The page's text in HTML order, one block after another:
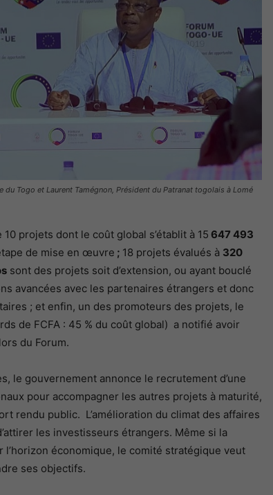
Togo et Laurent Tamégnon, Président du Patranat togolais à Lomé
projets dont le coût global s’établit à 15 647 493
de mise en œuvre ; 18 projets évalués à 320
sont des projets soit d’extension, ou ayant bouclé
avancées avec les partenaires étrangers et donc
; et enfin, un des promoteurs des projets, le
de FCFA : 45 % du coût global) a notifié avoir
du Forum.
le gouvernement annonce le recrutement d’une
pour accompagner les autres projets à maturité,
rendu public. L’amélioration du climat des affaires
les investisseurs étrangers. Même si la
économique, le comité stratégique veut
ses objectifs.